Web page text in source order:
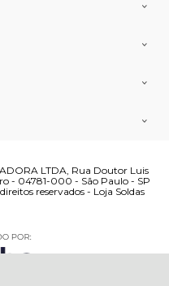
LTDA, Rua Doutor Luis
- 04781-000 - São Paulo - SP
reservados - Loja Soldas